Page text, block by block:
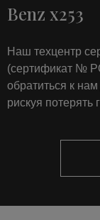
Benz x253
Наш техцентр
(сертификат №
обратиться к
рискуя потерять